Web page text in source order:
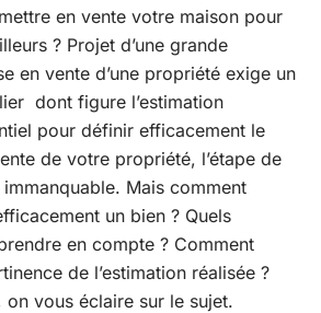
en vente votre maison pour
? Projet d’une grande
en vente d’une propriété exige un
dont figure l’estimation
pour définir efficacement le
de votre propriété, l’étape de
immanquable. Mais comment
un bien ? Quels
en compte ? Comment
de l’estimation réalisée ?
on vous éclaire sur le sujet.